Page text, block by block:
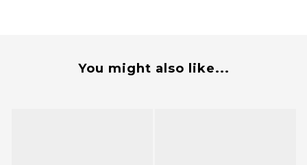
You might also like...